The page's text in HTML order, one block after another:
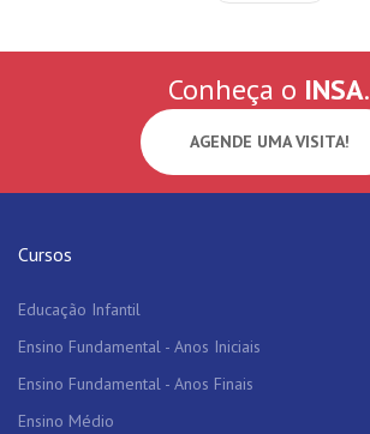
Conheça o INSA.
AGENDE UMA VISITA!
Cursos
Educação Infantil
Ensino Fundamental - Anos Iniciais
Ensino Fundamental - Anos Finais
Ensino Médio